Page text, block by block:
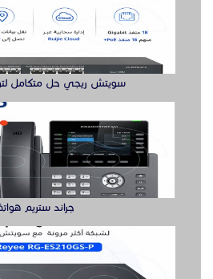
سويتش ريجي حل متكامل
جراند ستريم